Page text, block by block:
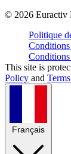
© 2026 Euractiv
Politique
Conditions
This site is
Policy and
Français